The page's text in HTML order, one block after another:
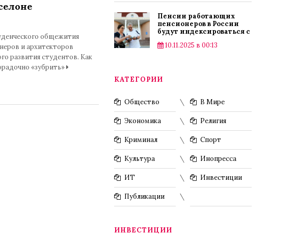
общежития
и архитекторов
развития студентов. Как
«зубрить»
Пенсии работающих
пенсионеров в России
будут индексироваться с
10.11.2025 в 00:13
КАТЕГОРИИ
Общество В Мире
Экономика Религия
Криминал Спорт
Культура Инопресса
ИТ Инвестиции
Публикации
ИНВЕСТИЦИИ